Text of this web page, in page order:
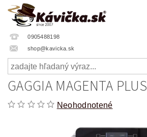
0905488198
shop@kavicka.sk
GAGGIA MAGENTA PLUS
Neohodnotené